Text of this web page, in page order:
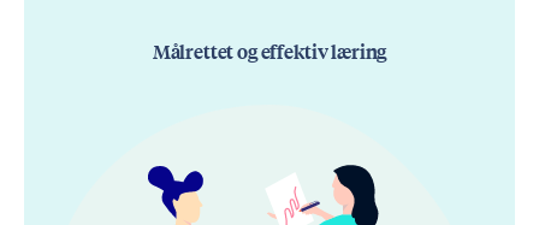
Målrettet og effektiv læring